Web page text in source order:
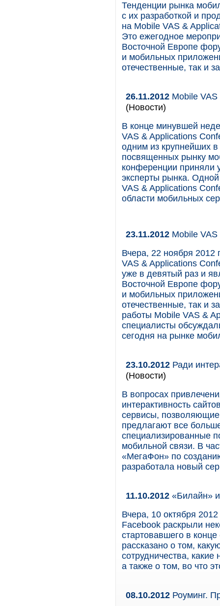
Тенденции рынка
с их разработкой и
на Mobile VAS &
Это ежегодное
Восточной Европе
и мобильных
отечественные, так и
26.11.2012 Mobile
(Новости)
В конце минувшей
VAS & Applications
одним из крупнейших
посвященных рынку
конференции приняли
эксперты рынка.
VAS & Applications
области мобильных
23.11.2012 Mobile
Вчера, 22 ноября 2012
VAS & Applications
уже в девятый раз и
Восточной Европе
и мобильных
отечественные, так и
работы Mobile VAS &
специалисты
сегодня на рынке
23.10.2012 Ради
(Новости)
В вопросах
интерактивность
сервисы, позволяющие
предлагают все
специализированные
мобильной связи. В
«МегаФон» по
разработала новый
11.10.2012 «Билайн»
Вчера, 10 октября
Facebook раскрыли
стартовавшего в
рассказано о том,
сотрудничества,
а также о том, во что
08.10.2012 Роуминг.